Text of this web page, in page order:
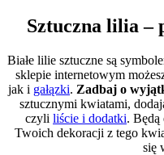
Sztuczna lilia –
Białe lilie sztuczne są
sklepie internetowym
jak i gałązki. Zadbaj o
sztucznymi kwiatami,
czyli liście i dodatki. Będą
Twoich dekoracji z tego
się